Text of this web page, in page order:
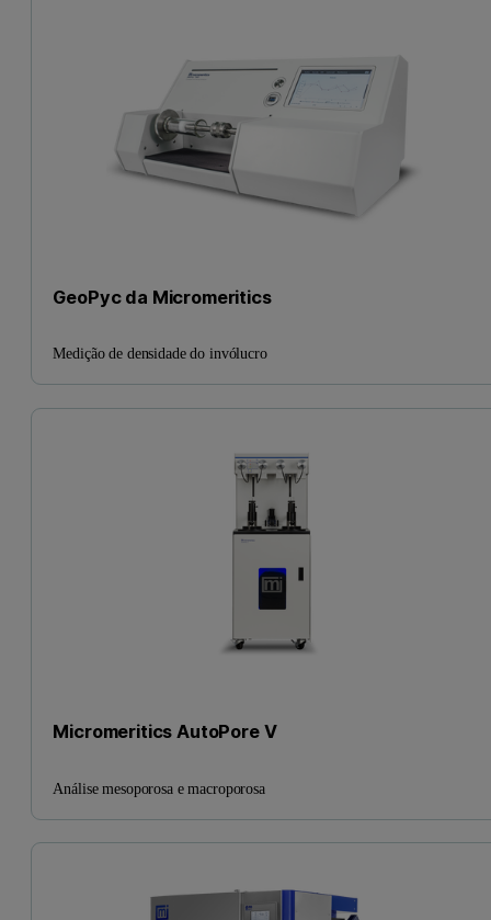
GeoPyc da Micromeritics
Medição de densidade do invólucro
Micromeritics AutoPore V
Análise mesoporosa e macroporosa